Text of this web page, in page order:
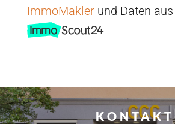
ImmoMaklerund Daten aus
KONTAKT